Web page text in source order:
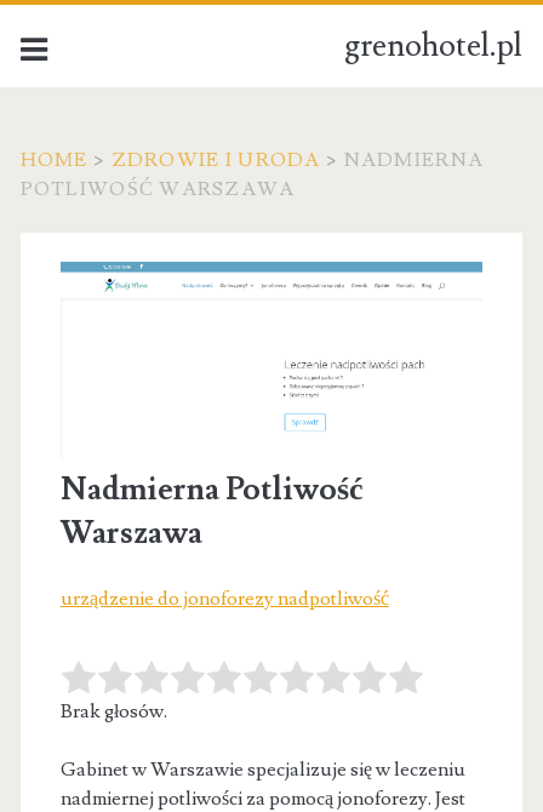
grenohotel.pl
HOME > ZDROWIE I URODA > NADMIERNA
POTLIWOŚĆ WARSZAWA
Nadmierna Potliwość
Warszawa
urządzenie do jonoforezy nadpotliwość
Brak głosów.
Gabinet w Warszawie specjalizuje się w leczeniu
nadmiernej potliwości za pomocą jonoforezy. Jest